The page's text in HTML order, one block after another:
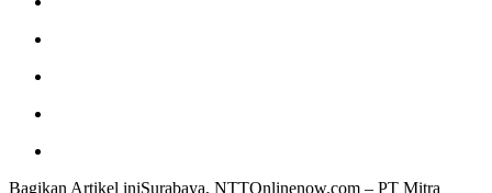
Bagikan Artikel iniSurabaya, NTTOnlinenow.com – PT Mitra